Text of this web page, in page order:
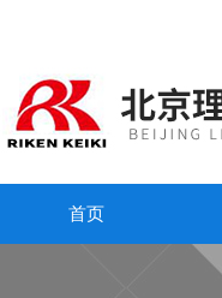
首页